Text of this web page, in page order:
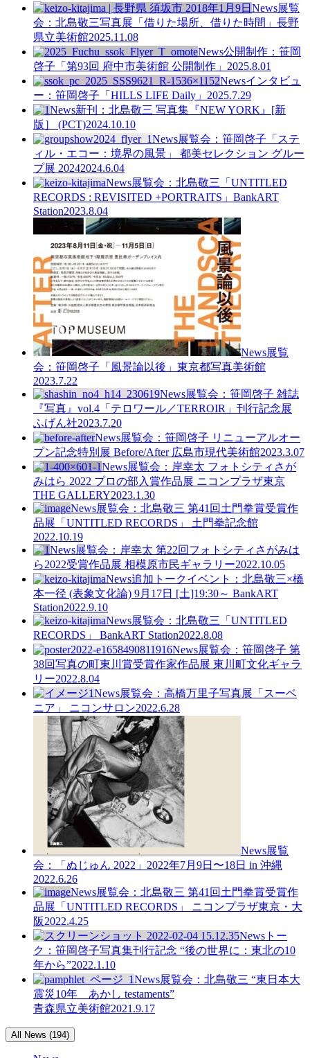
News展覧
会：北島敬三写真展「借りた場所、借りた時間」長野
県立美術館2025.11.08
News公開制作：笹岡
啓子「第93回 府中市美術館 公開制作」 2025.8.01
Newsインタビュ
ー：笹岡啓子「HILLS LIFE Daily」 2025.7.29
News新刊：北島敬三 写真集『NEW YORK』[新
版］ (PCT)2024.10.10
News展覧会：笹岡啓子「ステ
ィル・エコー：境界の風景」 都美セレクション グルー
プ展 20242024.6.04
News展覧会：北島敬三「UNTITLED
RECORDS : REVISITED +PORTRAITS」BankART
Station2023.8.04
News展覧
会：笹岡啓子「風景論以後」東京都写真美術館
2023.7.22
News展覧会：笹岡啓子 雑誌
『写真』vol.4「テロワール／TERROIR」刊行記念展
ふげん社2023.7.20
News展覧会：笹岡啓子 リニューアルオー
プン記念特別展 Before/After 広島市現代美術館2023.3.07
News展覧会：岸幸太 フォトシティさが
みはら 2022 プロの部入賞作品展 ニコンプラザ東京
THE GALLERY2023.1.30
News展覧会：北島敬三 第41回土門拳賞受賞作
品展「UNTITLED RECORDS」 土門拳記念館
2022.10.19
News展覧会：岸幸太 第22回フォトシティさがみは
ら2022受賞作品展 相模原市民ギャラリー2022.10.05
News追加トークイベント：北島敬三×橋
本一径 (表象文化論) 9月17日 [土]19:30～ BankART
Station2022.9.10
News展覧会：北島敬三「UNTITLED
RECORDS」 BankART Station2022.8.08
News展覧会：笹岡啓子 第
38回写真の町東川賞受賞作家作品展 東川町文化ギャラ
リー2022.8.04
News展覧会：高橋万里子写真展「スーベ
ニア」 ニコンサロン2022.6.28
News展覧
会：「ぬじゅん 2022」2022年7月9日〜18日 in 沖縄
2022.6.26
News展覧会：北島敬三 第41回土門拳賞受賞作
品展「UNTITLED RECORDS」 ニコンプラザ東京・大
阪2022.4.25
News トー
ク：笹岡啓子写真集刊行記念 “後の世界に：東北の10
年から”2022.1.10
News展覧会：北島敬三 “東日本大
震災10年 あかし testaments”
青森県立美術館2021.9.17
All News (194)